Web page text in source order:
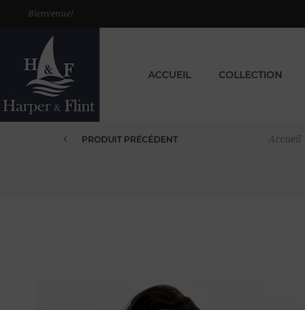
Bienvenue!
ACCUEIL COLLECTION
Accueil
PRODUIT PRÉCÉDENT